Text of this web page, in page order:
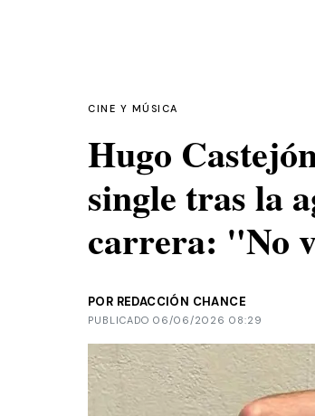
CINE Y MÚSICA
Hugo
single tras la
carrera: "No
POR REDACCIÓN CHANCE
PUBLICADO 06/06/2026 08:29